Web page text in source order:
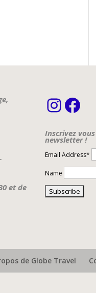
et de
Inscrivez
newsletter !
Email Address*
Name
de Globe Travel